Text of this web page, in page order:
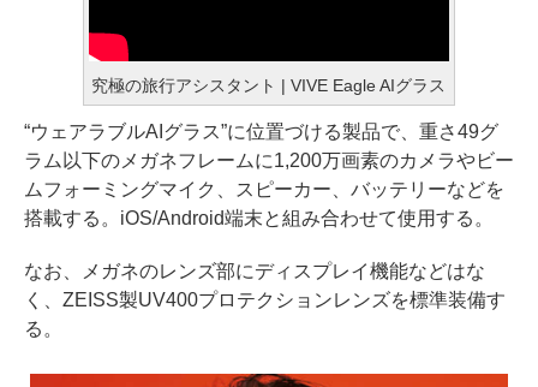
究極の旅行アシスタント | VIVE Eagle AIグラス
“ウェアラブルAIグラス”に位置づける製品で、重さ49グ
ラム以下のメガネフレームに1,200万画素のカメラやビー
ムフォーミングマイク、スピーカー、バッテリーなどを
搭載する。iOS/Android端末と組み合わせて使用する。
なお、メガネのレンズ部にディスプレイ機能などはな
く、ZEISS製UV400プロテクションレンズを標準装備す
る。